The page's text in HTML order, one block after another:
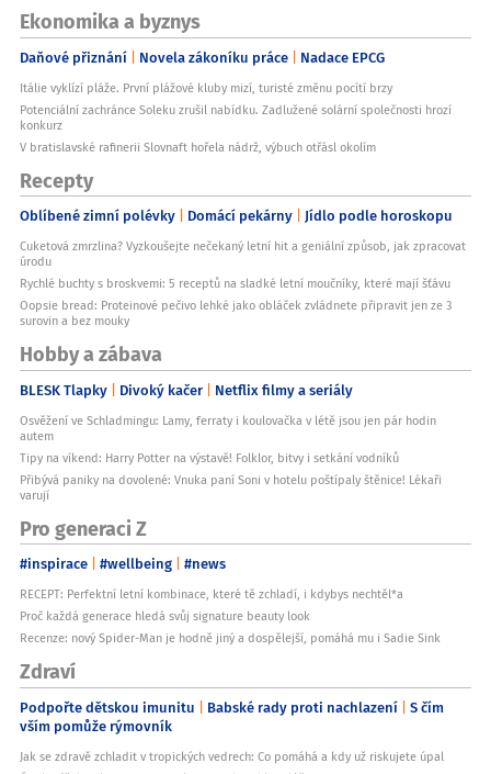
Ekonomika a byznys
Daňové přiznání Novela zákoníku práce Nadace EPCG
Itálie vyklízí pláže. První plážové kluby mizí, turisté změnu pocítí brzy
Potenciální zachránce Soleku zrušil nabídku. Zadlužené solární společnosti hrozí
konkurz
V bratislavské rafinerii Slovnaft hořela nádrž, výbuch otřásl okolím
Recepty
Oblíbené zimní polévky Domácí pekárny Jídlo podle horoskopu
Cuketová zmrzlina? Vyzkoušejte nečekaný letní hit a geniální způsob, jak zpracovat
úrodu
Rychlé buchty s broskvemi: 5 receptů na sladké letní moučníky, které mají šťávu
Oopsie bread: Proteinové pečivo lehké jako obláček zvládnete připravit jen ze 3
surovin a bez mouky
Hobby a zábava
BLESK Tlapky Divoký kačer Netflix filmy a seriály
Osvěžení ve Schladmingu: Lamy, ferraty i koulovačka v létě jsou jen pár hodin
autem
Tipy na víkend: Harry Potter na výstavě! Folklor, bitvy i setkání vodníků
Přibývá paniky na dovolené: Vnuka paní Soni v hotelu poštípaly štěnice! Lékaři
varují
Pro generaci Z
#inspirace #wellbeing #news
RECEPT: Perfektní letní kombinace, které tě zchladí, i kdybys nechtěl*a
Proč každá generace hledá svůj signature beauty look
Recenze: nový Spider-Man je hodně jiný a dospělejší, pomáhá mu i Sadie Sink
Zdraví
Podpořte dětskou imunitu Babské rady proti nachlazení S čím
vším pomůže rýmovník
Jak se zdravě zchladit v tropických vedrech: Co pomáhá a kdy už riskujete úpal